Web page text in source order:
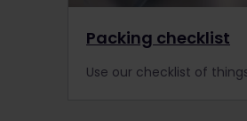
Packing checklist